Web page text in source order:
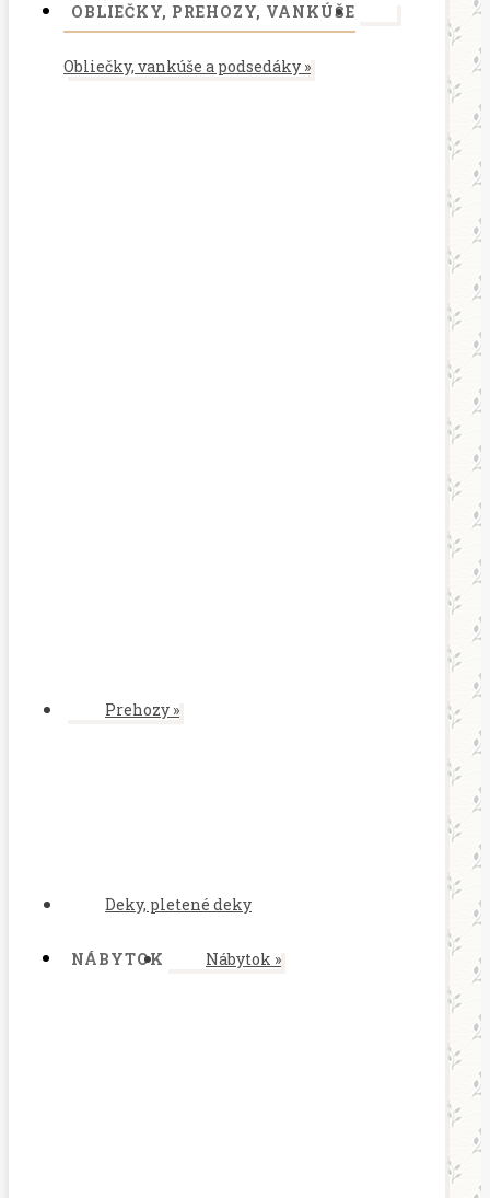
OBLIEČKY, PREHOZY, VANKÚŠE
Obliečky, vankúše a podsedáky »
Prehozy »
Deky, pletené deky
NÁBYTOK Nábytok »